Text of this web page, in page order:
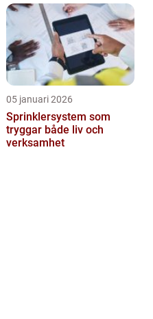
05 januari 2026
Sprinklersystem som
tryggar både liv och
verksamhet